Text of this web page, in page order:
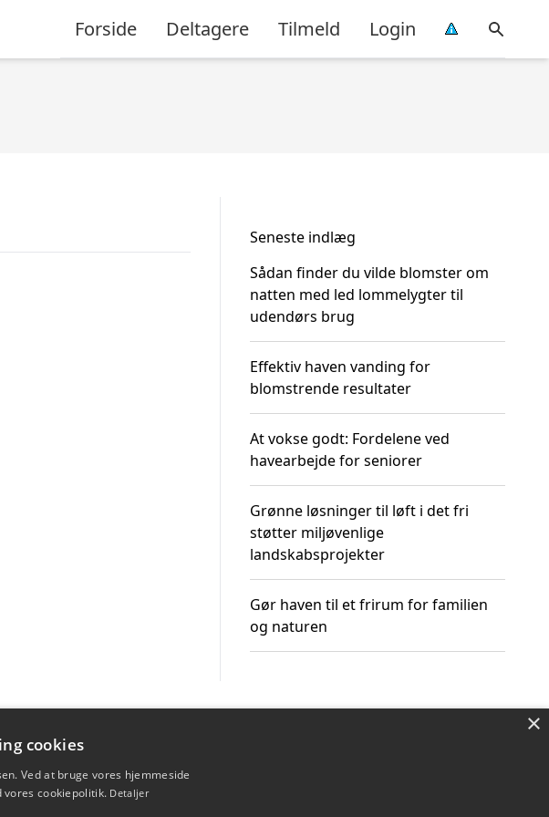
Forside Deltagere Tilmeld Login
Seneste indlæg
Sådan finder du vilde blomster om
natten med led lommelygter til
udendørs brug
Effektiv haven vanding for
blomstrende resultater
At vokse godt: Fordelene ved
havearbejde for seniorer
Grønne løsninger til løft i det fri
støtter miljøvenlige
landskabsprojekter
Gør haven til et frirum for familien
og naturen
×
cookies
Ved at bruge vores hjemmeside
vores cookiepolitik. Detaljer